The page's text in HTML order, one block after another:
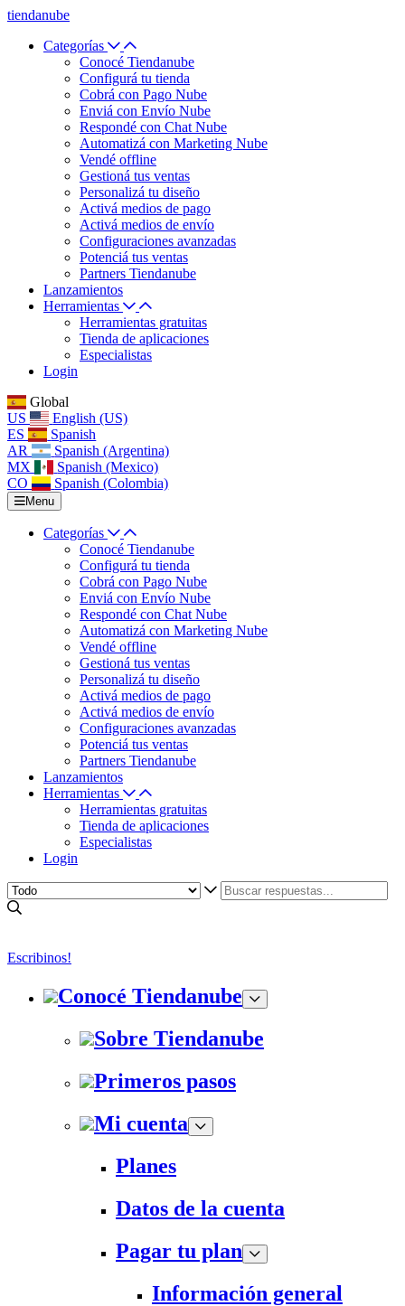
tiendanube
Categorías
Conocé Tiendanube
Configurá tu tienda
Cobrá con Pago Nube
Enviá con Envío Nube
Respondé con Chat Nube
Automatizá con Marketing Nube
Vendé offline
Gestioná tus ventas
Personalizá tu diseño
Activá medios de pago
Activá medios de envío
Configuraciones avanzadas
Potenciá tus ventas
Partners Tiendanube
Lanzamientos
Herramientas
Herramientas gratuitas
Tienda de aplicaciones
Especialistas
Login
Global
US
English (US)
ES
Spanish
AR
Spanish (Argentina)
MX
Spanish (Mexico)
CO
Spanish (Colombia)
Menu
Categorías
Conocé Tiendanube
Configurá tu tienda
Cobrá con Pago Nube
Enviá con Envío Nube
Respondé con Chat Nube
Automatizá con Marketing Nube
Vendé offline
Gestioná tus ventas
Personalizá tu diseño
Activá medios de pago
Activá medios de envío
Configuraciones avanzadas
Potenciá tus ventas
Partners Tiendanube
Lanzamientos
Herramientas
Herramientas gratuitas
Tienda de aplicaciones
Especialistas
Login
Escribinos!
Conocé Tiendanube
Sobre Tiendanube
Primeros pasos
Mi cuenta
Planes
Datos de la cuenta
Pagar tu plan
Información general